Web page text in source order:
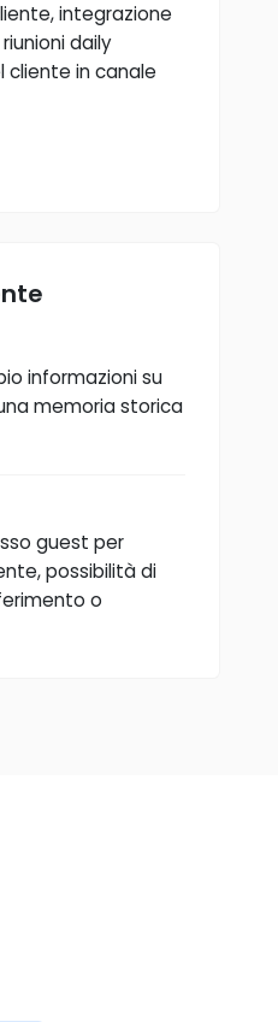
integrazione
daily
cliente in canale
informazioni su
memoria storica
guest per
possibilità di
o